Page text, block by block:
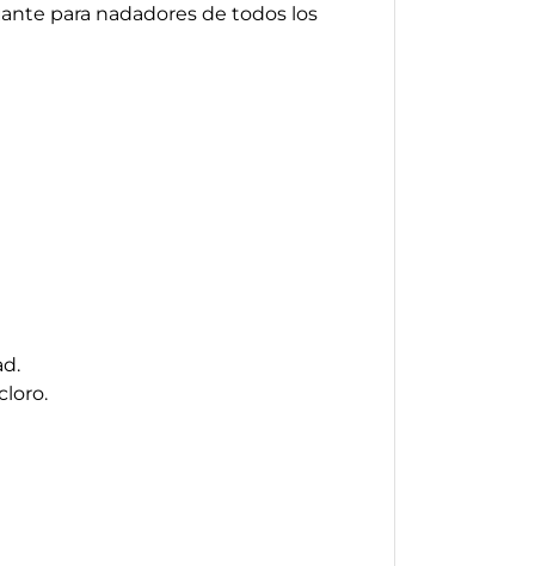
para nadadores de todos los